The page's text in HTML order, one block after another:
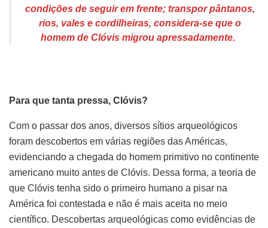
condições de seguir em frente; transpor pântanos,
rios, vales e cordilheiras, considera-se que o
homem de Clóvis migrou apressadamente.
Para que tanta pressa, Clóvis?
Com o passar dos anos, diversos sítios arqueológicos
foram descobertos em várias regiões das Américas,
evidenciando a chegada do homem primitivo no continente
americano muito antes de Clóvis. Dessa forma, a teoria de
que Clóvis tenha sido o primeiro humano a pisar na
América foi contestada e não é mais aceita no meio
científico. Descobertas arqueológicas como evidências de